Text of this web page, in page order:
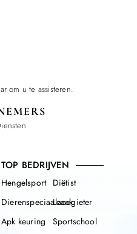
om u te assisteren.
TOP BEDRIJVEN
Hengelsport
Dierenspeciaalzaak
Apk keuring
Diëtist
Loodgieter
Sportschool